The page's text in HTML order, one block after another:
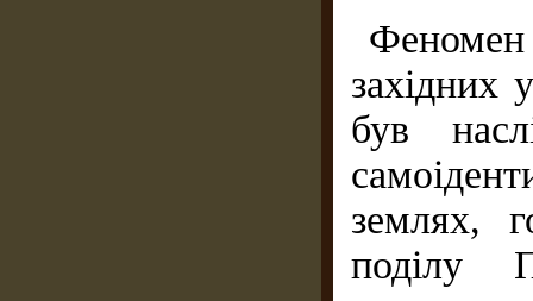
західних
був
землях,
поділу